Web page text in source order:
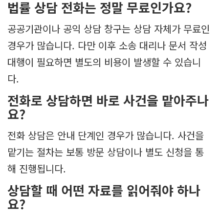
법률 상담 전화는 정말 무료인가요?
공공기관이나 공익 상담 창구는 상담 자체가 무료인
경우가 많습니다. 다만 이후 소송 대리나 문서 작성
대행이 필요하면 별도의 비용이 발생할 수 있습니
다.
전화로 상담하면 바로 사건을 맡아주나
요?
전화 상담은 안내 단계인 경우가 많습니다. 사건을
맡기는 절차는 보통 방문 상담이나 별도 신청을 통
해 진행됩니다.
상담할 때 어떤 자료를 읽어줘야 하나
요?